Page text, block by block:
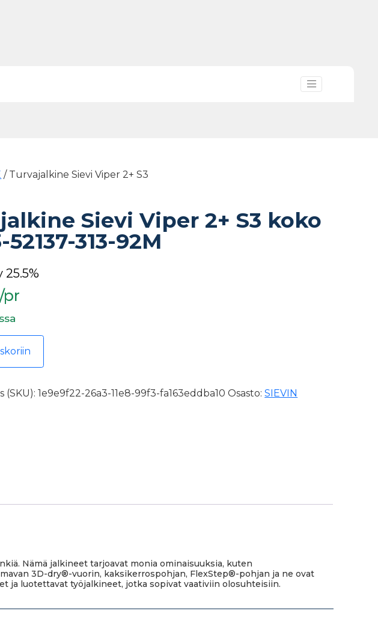
/ Turvajalkine Sievi Viper 2+ S3
Sievi Viper 2+ S3 koko
313-92M
25.5%
pr
Viper 2+ S3 koko 39, 43-52137-313-92M määrä
(SKU):1e9e9f22-26a3-11e8-99f3-fa163eddba10 Osasto:SIEVIN
Nämä jalkineet tarjoavat monia ominaisuuksia, kuten
3D-dry®-vuorin, kaksikerrospohjan, FlexStep®-pohjan ja ne ovat
ja luotettavat työjalkineet, jotka sopivat vaativiin olosuhteisiin.